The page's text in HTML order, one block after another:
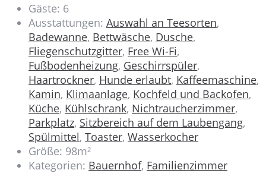
Gäste: 6
Ausstattungen: Auswahl an Teesorten,
Badewanne, Bettwäsche, Dusche,
Fliegenschutzgitter, Free Wi-Fi,
Fußbodenheizung, Geschirrspüler,
Haartrockner, Hunde erlaubt, Kaffeemaschine,
Kamin, Klimaanlage, Kochfeld und Backofen,
Küche, Kühlschrank, Nichtraucherzimmer,
Parkplatz, Sitzbereich auf dem Laubengang,
Spülmittel, Toaster, Wasserkocher
Größe: 98m²
Kategorien: Bauernhof, Familienzimmer